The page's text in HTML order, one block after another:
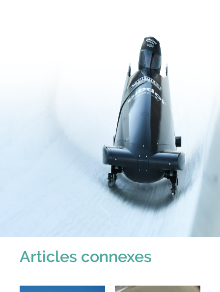
Articles connexes